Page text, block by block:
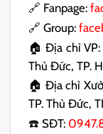
🔗 Fanpage:
🔗 Group:
🏠 Địa chỉ VP:
Thủ Đức, TP.
🏠 Địa chỉ
TP. Thủ Đức,
☎️ SĐT: